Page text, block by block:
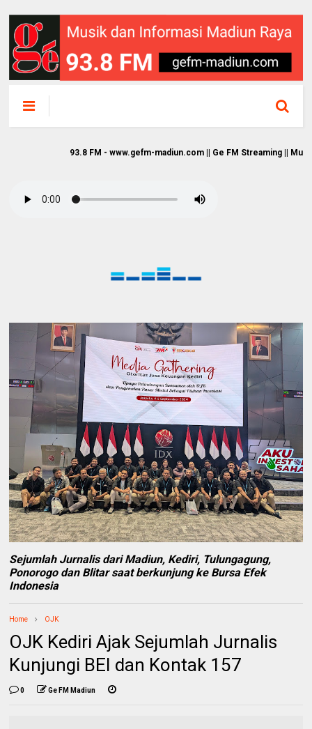
93.8 FM - www.gefm-madiun.com || Ge FM Streaming || Musik dan
Sejumlah Jurnalis dari Madiun, Kediri, Tulungagung,
Ponorogo dan Blitar saat berkunjung ke Bursa Efek
Indonesia
Home OJK
OJK Kediri Ajak Sejumlah Jurnalis
Kunjungi BEI dan Kontak 157
0 Ge FM Madiun